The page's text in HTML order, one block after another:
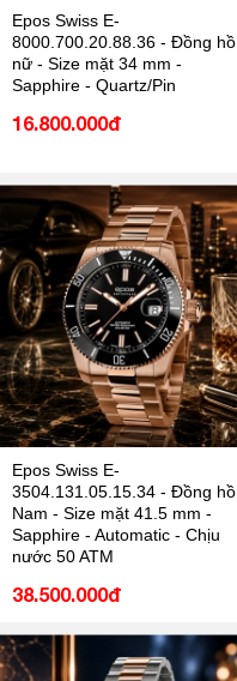
Epos Swiss E-
8000.700.20.88.36 - Đồng hồ
nữ - Size mặt 34 mm -
Sapphire - Quartz/Pin
16.800.000đ
Epos Swiss E-
3504.131.05.15.34 - Đồng hồ
Nam - Size mặt 41.5 mm -
Sapphire - Automatic - Chịu
nước 50 ATM
38.500.000đ